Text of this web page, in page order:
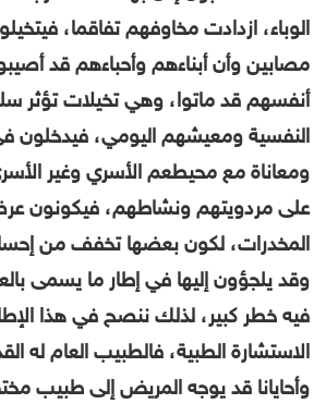
الوباء، ازدادت مخاوفهم تفاقما،
مصابين وأن أبناءهم وأحباءهم قد
أنفسهم قد ماتوا، وهي تخيلات تؤثر
النفسية ومعيشهم اليومي، فيدخلون
ومعاناة مع محيطعم الأسري وغير
على مردويتهم ونشاطهم، فيكونون
المخدرات، لكون بعضها تخفف من
وقد يلجؤون إليها في إطار ما يسمى
فيه خطر كبير، لذلك ننصح في هذا
الاستشارة الطبية، فالطبيب العام له
وأحايانا قد يوجه المريض إلى طبيب